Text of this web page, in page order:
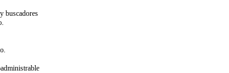
buscadores